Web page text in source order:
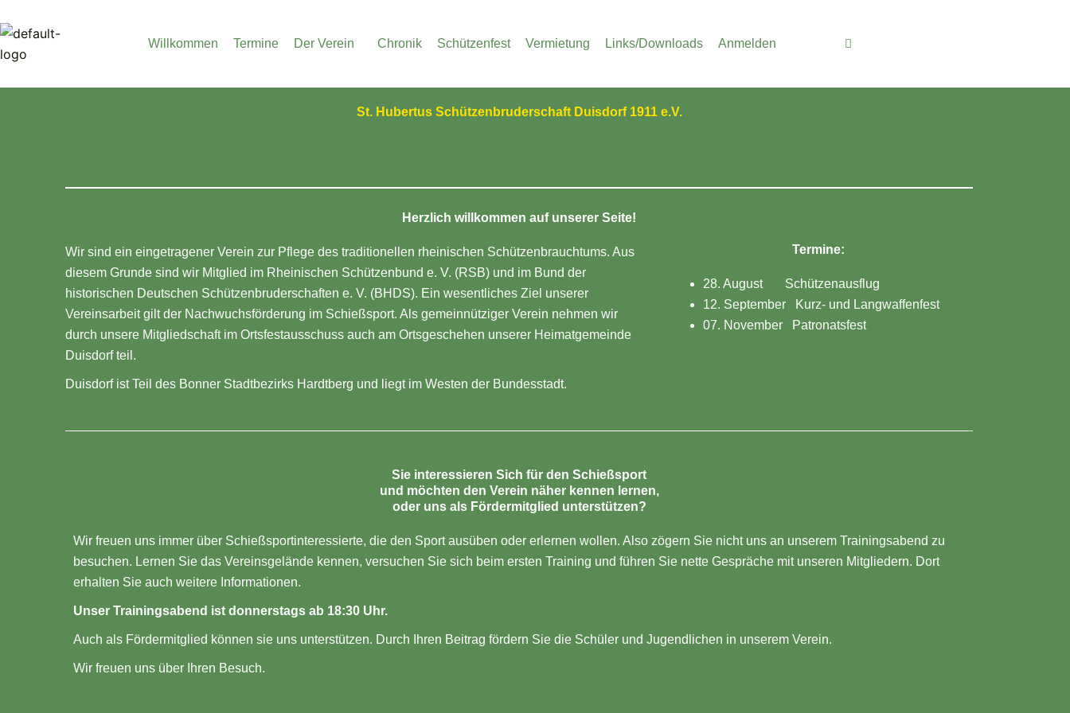
Inhalt
springen
Willkommen Termine Der Verein Chronik Schützenfest Vermietung Links/Downloads Anmelden
St. Hubertus Schützenbruderschaft Duisdorf 1911 e.V.
Herzlich willkommen auf unserer Seite!
Wir sind ein eingetragener Verein zur Pflege des traditionellen rheinischen Schützenbrauchtums. Aus
diesem Grunde sind wir Mitglied im Rheinischen Schützenbund e. V. (RSB) und im Bund der
historischen Deutschen Schützenbruderschaften e. V. (BHDS). Ein wesentliches Ziel unserer
Vereinsarbeit gilt der Nachwuchsförderung im Schießsport. Als gemeinnütziger Verein nehmen wir
durch unsere Mitgliedschaft im Ortsfestausschuss auch am Ortsgeschehen unserer Heimatgemeinde
Duisdorf teil.
Duisdorf ist Teil des Bonner Stadtbezirks Hardtberg und liegt im Westen der Bundesstadt.
Termine:
28. August Schützenausflug
12. September Kurz- und Langwaffenfest
07. November Patronatsfest
Sie interessieren Sich für den Schießsport
und möchten den Verein näher kennen lernen,
oder uns als Fördermitglied unterstützen?
Wir freuen uns immer über Schießsportinteressierte, die den Sport ausüben oder erlernen wollen. Also zögern Sie nicht uns an unserem Trainingsabend zu
besuchen. Lernen Sie das Vereinsgelände kennen, versuchen Sie sich beim ersten Training und führen Sie nette Gespräche mit unseren Mitgliedern. Dort
erhalten Sie auch weitere Informationen.
Unser Trainingsabend ist donnerstags ab 18:30 Uhr.
Auch als Fördermitglied können sie uns unterstützen. Durch Ihren Beitrag fördern Sie die Schüler und Jugendlichen in unserem Verein.
Wir freuen uns über Ihren Besuch.